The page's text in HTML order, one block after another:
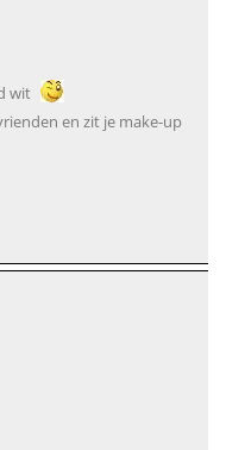
wit
en zit je make-up